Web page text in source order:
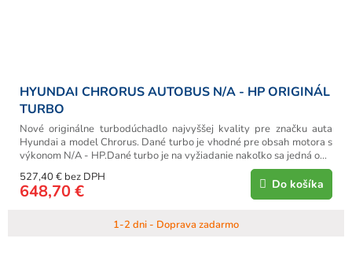
HYUNDAI CHRORUS AUTOBUS N/A - HP ORIGINÁL
TURBO
1-2 dni - Doprava zadarmo
527,40 € bez DPH
648,70 € Do košíka
Nové originálne turbodúchadlo najvyššej kvality pre značku auta
Hyundai a model Chrorus. Dané turbo je vhodné pre obsah motora s
výkonom N/A - HP.Dané turbo je na vyžiadanie nakoľko sa jedná o...